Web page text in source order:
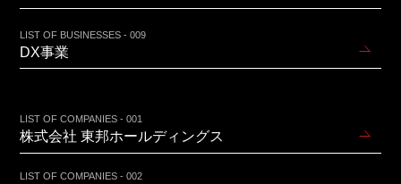
LIST OF BUSINESSES - 009
DX事業
LIST OF COMPANIES - 001
株式会社 東邦ホールディングス
LIST OF COMPANIES - 002